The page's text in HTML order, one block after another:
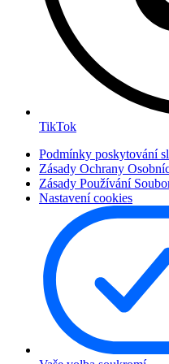
TikTok
Podmínky poskytování
Zásady Ochrany
Zásady Používání
Nastavení cookies